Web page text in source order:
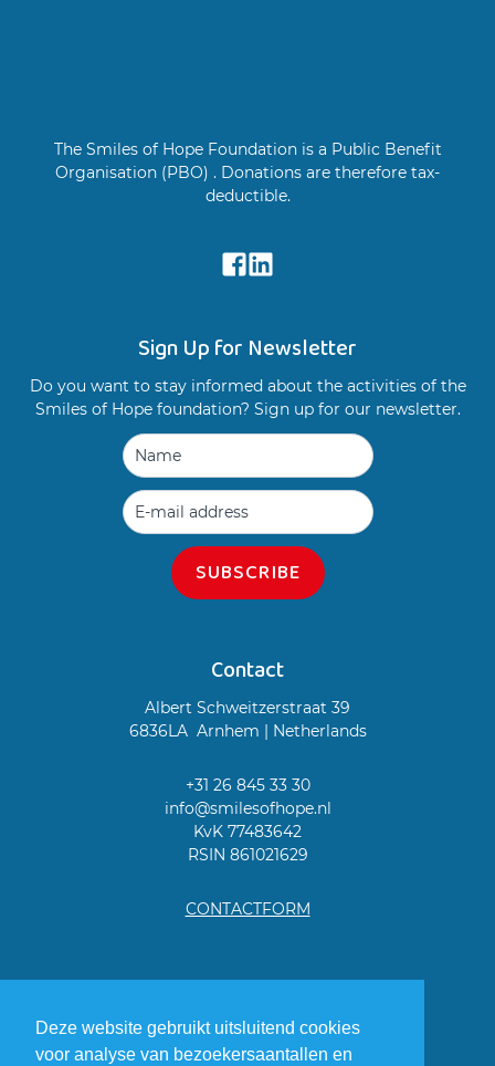
Deze website gebruikt uitsluitend cookies
voor analyse van bezoekersaantallen en
The Smiles of Hope Foundation is a Public Benefit
Organisation (PBO) . Donations are therefore tax-
deductible.
Sign Up for Newsletter
Do you want to stay informed about the activities of the
Smiles of Hope foundation? Sign up for our newsletter.
SUBSCRIBE
Contact
Albert Schweitzerstraat 39
6836LA Arnhem | Netherlands
+31 26 845 33 30
info@smilesofhope.nl
KvK 77483642
RSIN 861021629
CONTACTFORM